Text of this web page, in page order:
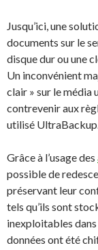
Jusqu’ici, une
documents sur le
disque dur ou une
Un inconvénient
clair » sur le média
contrevenir aux
utilisé
Grâce à l’usage des
possible de
préservant leur
tels qu’ils sont
inexploitables
données ont été